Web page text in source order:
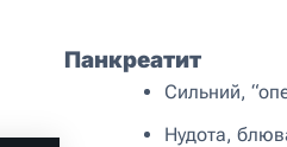
Панкреатит
Сильний,
Нудота,